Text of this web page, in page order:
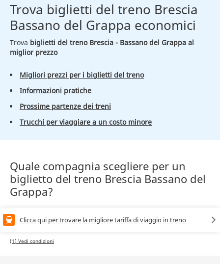
Trova biglietti del treno Brescia
Bassano del Grappa economici
Trova biglietti del treno Brescia - Bassano del Grappa al
miglior prezzo
Migliori prezzi per i biglietti del treno
Informazioni pratiche
Prossime partenze dei treni
Trucchi per viaggiare a un costo minore
Quale compagnia scegliere per un
biglietto del treno Brescia Bassano del
Grappa?
Clicca qui per trovare la migliore tariffa di viaggio in treno
(1) Vedi condizioni